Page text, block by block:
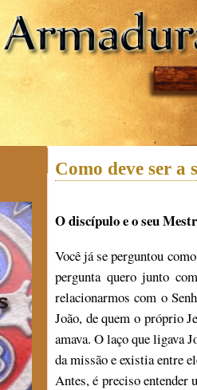
Como deve ser a
O discípulo e o seu
Você já se perguntou
pergunta quero junto
relacionarmos com o
João, de quem o próprio
amava. O laço que ligava
da missão e existia entre
Antes, é preciso entender